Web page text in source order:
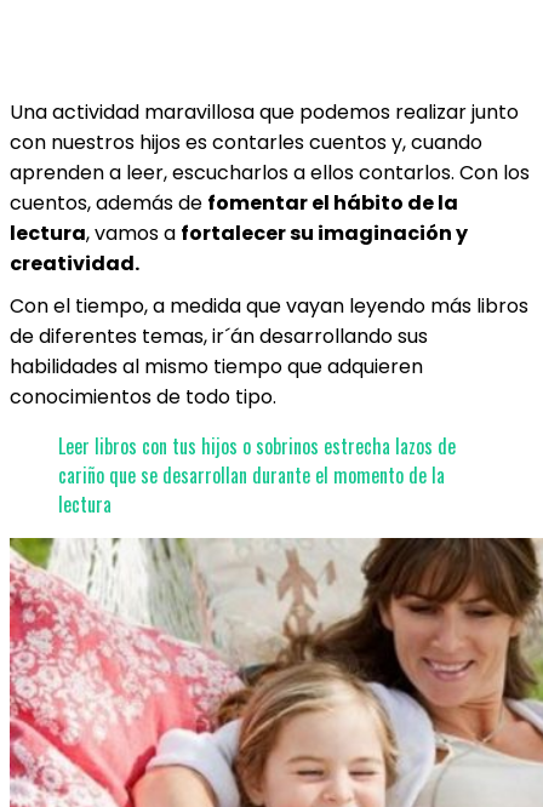
Una actividad maravillosa que podemos realizar junto
con nuestros hijos es contarles cuentos y, cuando
aprenden a leer, escucharlos a ellos contarlos. Con los
cuentos, además de fomentar el hábito de la
lectura, vamos a fortalecer su imaginación y
creatividad.
Con el tiempo, a medida que vayan leyendo más libros
de diferentes temas, ir´án desarrollando sus
habilidades al mismo tiempo que adquieren
conocimientos de todo tipo.
Leer libros con tus hijos o sobrinos estrecha lazos de
cariño que se desarrollan durante el momento de la
lectura